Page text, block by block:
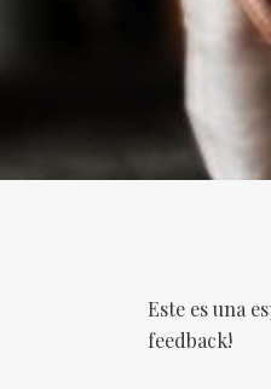
Este es una
feedback!